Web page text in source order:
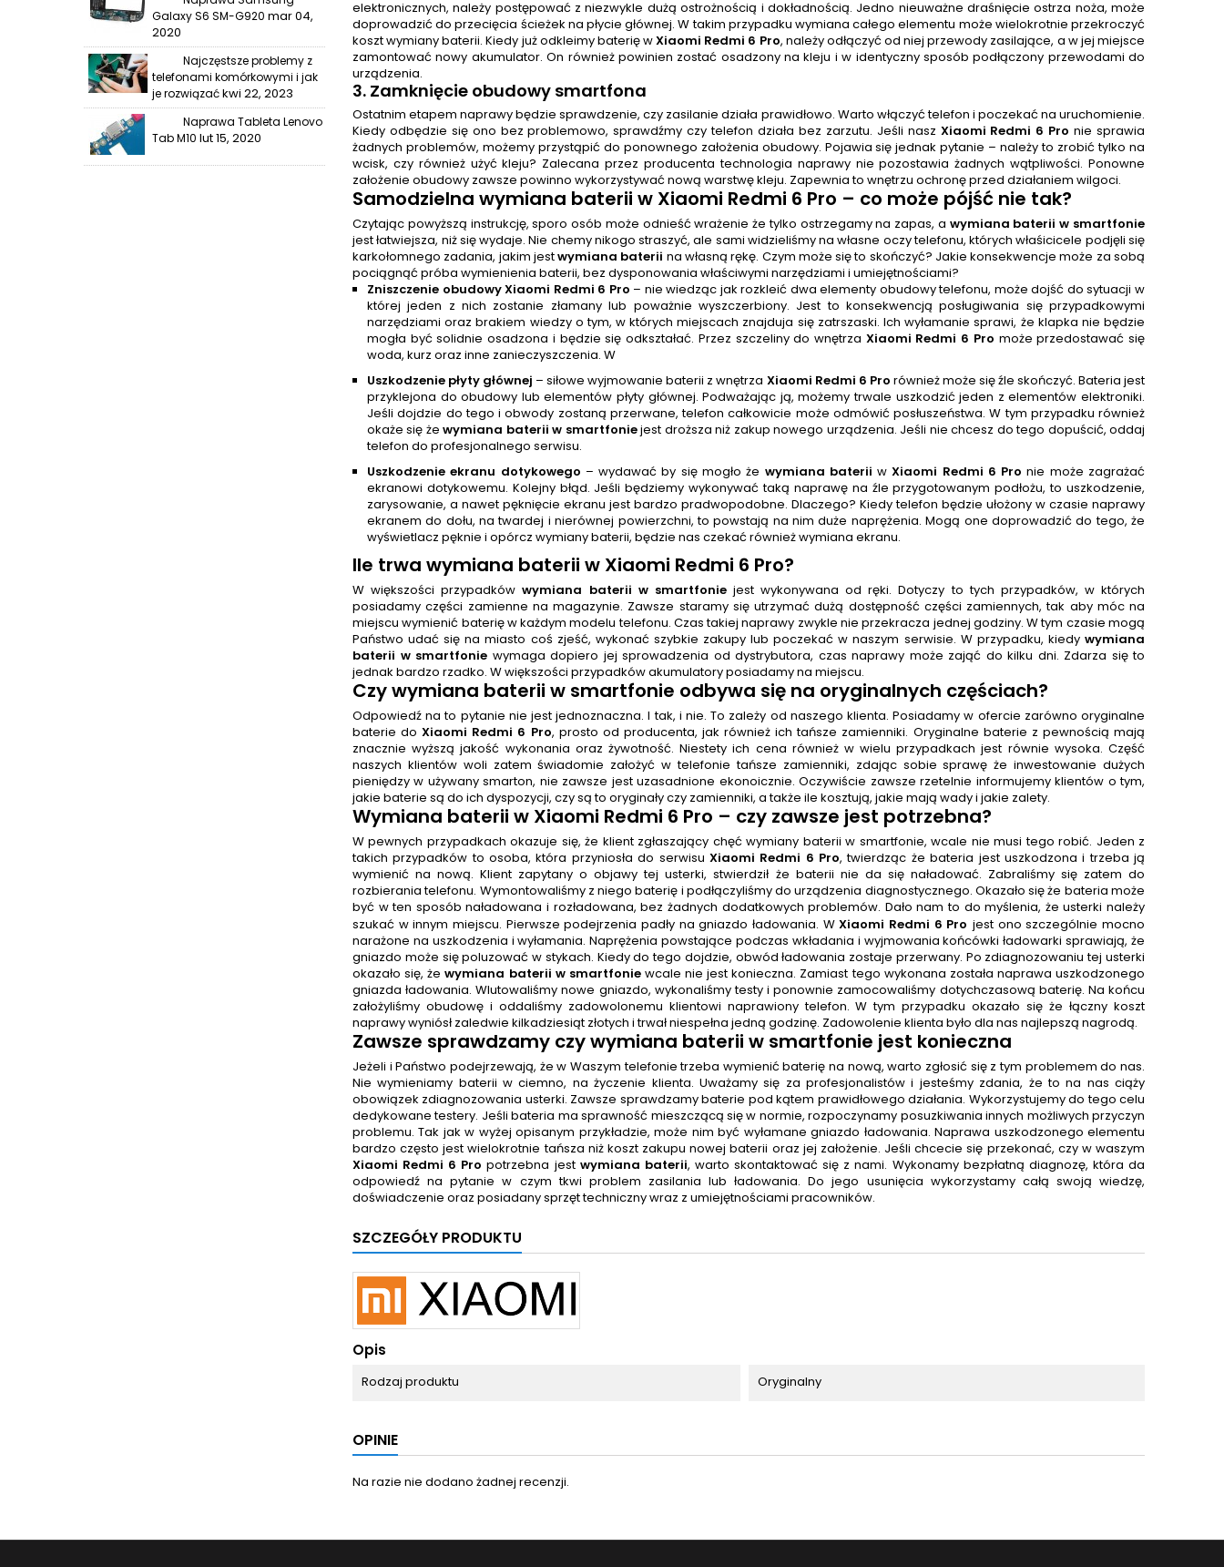
Galaxy S6 SM-G920 mar 04,
2020
Najczęstsze problemy z
telefonami komórkowymi i jak
je rozwiązaćkwi 22, 2023
Naprawa Tableta Lenovo
Tab M10 lut 15, 2020
elektronicznych, należy postępować z niezwykle dużą ostrożnością i dokładnością. Jedno nieuważne draśnięcie ostrza noża, może
doprowadzić do przecięcia ścieżek na płycie głównej. W takim przypadku wymiana całego elementu może wielokrotnie przekroczyć
koszt wymiany baterii. Kiedy już odkleimy baterię wXiaomi Redmi 6 Pro, należy odłączyć od niej przewody zasilające, a w jej miejsce
zamontować nowy akumulator. On również powinien zostać osadzony na kleju i w identyczny sposób podłączony przewodami do
urządzenia.
3. Zamknięcie obudowy smartfona
Ostatnim etapem naprawy będzie sprawdzenie, czy zasilanie działa prawidłowo. Warto włączyć telefon i poczekać na uruchomienie.
Kiedy odbędzie się ono bez problemowo, sprawdźmy czy telefon działa bez zarzutu. Jeśli nasz Xiaomi Redmi 6 Pro nie sprawia
żadnych problemów, możemy przystąpić do ponownego założenia obudowy. Pojawia się jednak pytanie – należy to zrobić tylko na
wcisk, czy również użyć kleju? Zalecana przez producenta technologia naprawy nie pozostawia żadnych wątpliwości. Ponowne
założenie obudowy zawsze powinno wykorzystywać nową warstwę kleju. Zapewnia to wnętrzu ochronę przed działaniem wilgoci.
Samodzielna wymiana baterii w Xiaomi Redmi 6 Pro – co może pójść nie tak?
Czytając powyższą instrukcję, sporo osób może odnieść wrażenie że tylko ostrzegamy na zapas, a wymiana baterii w smartfonie
jest łatwiejsza, niż się wydaje. Nie chemy nikogo straszyć, ale sami widzieliśmy na własne oczy telefonu, których właśicicele podjęli się
karkołomnego zadania, jakim jestwymiana baterii na własną rękę. Czym może się to skończyć? Jakie konsekwencje może za sobą
pociągnąć próba wymienienia baterii, bez dysponowania właściwymi narzędziami i umiejętnościami?
Zniszczenie obudowy Xiaomi Redmi 6 Pro – nie wiedząc jak rozkleić dwa elementy obudowy telefonu, może dojść do sytuacji w
której jeden z nich zostanie złamany lub poważnie wyszczerbiony. Jest to konsekwencją posługiwania się przypadkowymi
narzędziami oraz brakiem wiedzy o tym, w których miejscach znajduja się zatrszaski. Ich wyłamanie sprawi, że klapka nie będzie
mogła być solidnie osadzona i będzie się odkształać. Przez szczeliny do wnętrza Xiaomi Redmi 6 Pro może przedostawać się
woda, kurz oraz inne zanieczyszczenia. W
Uszkodzenie płyty głównej – siłowe wyjmowanie baterii z wnętrza Xiaomi Redmi 6 Pro również może się źle skończyć. Bateria jest
przyklejona do obudowy lub elementów płyty głównej. Podważając ją, możemy trwale uszkodzić jeden z elementów elektroniki.
Jeśli dojdzie do tego i obwody zostaną przerwane, telefon całkowicie może odmówić posłuszeństwa. W tym przypadku również
okaże się żewymiana baterii w smartfoniejest droższa niż zakup nowego urządzenia. Jeśli nie chcesz do tego dopuścić, oddaj
telefon do profesjonalnego serwisu.
Uszkodzenie ekranu dotykowego – wydawać by się mogło że wymiana baterii wXiaomi Redmi 6 Pro nie może zagrażać
ekranowi dotykowemu. Kolejny błąd. Jeśli będziemy wykonywać taką naprawę na źle przygotowanym podłożu, to uszkodzenie,
zarysowanie, a nawet pęknięcie ekranu jest bardzo pradwopodobne. Dlaczego? Kiedy telefon będzie ułożony w czasie naprawy
ekranem do dołu, na twardej i nierównej powierzchni, to powstają na nim duże naprężenia. Mogą one doprowadzić do tego, że
wyświetlacz pęknie i opórcz wymiany baterii, będzie nas czekać również wymiana ekranu.
Ile trwa wymiana baterii w Xiaomi Redmi 6 Pro?
W większości przypadkówwymiana baterii w smartfoniejest wykonywana od ręki. Dotyczy to tych przypadków, w których
posiadamy części zamienne na magazynie. Zawsze staramy się utrzymać dużą dostępność części zamiennych, tak aby móc na
miejscu wymienić baterię w każdym modelu telefonu. Czas takiej naprawy zwykle nie przekracza jednej godziny. W tym czasie mogą
Państwo udać się na miasto coś zjeść, wykonać szybkie zakupy lub poczekać w naszym serwisie. W przypadku, kiedy wymiana
baterii w smartfonie wymaga dopiero jej sprowadzenia od dystrybutora, czas naprawy może zająć do kilku dni. Zdarza się to
jednak bardzo rzadko. W większości przypadków akumulatory posiadamy na miejscu.
Czywymiana baterii w smartfonie odbywa się na oryginalnych częściach?
Odpowiedź na to pytanie nie jest jednoznaczna. I tak, i nie. To zależy od naszego klienta. Posiadamy w ofercie zarówno oryginalne
baterie doXiaomi Redmi 6 Pro, prosto od producenta, jak również ich tańsze zamienniki. Oryginalne baterie z pewnością mają
znacznie wyższą jakość wykonania oraz żywotność. Niestety ich cena również w wielu przypadkach jest równie wysoka. Część
naszych klientów woli zatem świadomie założyć w telefonie tańsze zamienniki, zdając sobie sprawę że inwestowanie dużych
pieniędzy w używany smarton, nie zawsze jest uzasadnione ekonoicznie. Oczywiście zawsze rzetelnie informujemy klientów o tym,
jakie baterie są do ich dyspozycji, czy są to oryginały czy zamienniki, a także ile kosztują, jakie mają wady i jakie zalety.
Wymiana baterii w Xiaomi Redmi 6 Pro – czy zawsze jest potrzebna?
W pewnych przypadkach okazuje się, że klient zgłaszający chęć wymiany baterii w smartfonie, wcale nie musi tego robić. Jeden z
takich przypadków to osoba, która przyniosła do serwisu Xiaomi Redmi 6 Pro, twierdząc że bateria jest uszkodzona i trzeba ją
wymienić na nową. Klient zapytany o objawy tej usterki, stwierdził że baterii nie da się naładować. Zabraliśmy się zatem do
rozbierania telefonu. Wymontowaliśmy z niego baterię i podłączyliśmy do urządzenia diagnostycznego. Okazało się że bateria może
być w ten sposób naładowana i rozładowana, bez żadnych dodatkowych problemów. Dało nam to do myślenia, że usterki należy
szukać w innym miejscu. Pierwsze podejrzenia padły na gniazdo ładowania. WXiaomi Redmi 6 Pro jest ono szczególnie mocno
narażone na uszkodzenia i wyłamania. Naprężenia powstające podczas wkładania i wyjmowania końcówki ładowarki sprawiają, że
gniazdo może się poluzować w stykach. Kiedy do tego dojdzie, obwód ładowania zostaje przerwany. Po zdiagnozowaniu tej usterki
okazało się, żewymiana baterii w smartfoniewcale nie jest konieczna. Zamiast tego wykonana została naprawa uszkodzonego
gniazda ładowania. Wlutowaliśmy nowe gniazdo, wykonaliśmy testy i ponownie zamocowaliśmy dotychczasową baterię. Na końcu
założyliśmy obudowę i oddaliśmy zadowolonemu klientowi naprawiony telefon. W tym przypadku okazało się że łączny koszt
naprawy wyniósł zaledwie kilkadziesiąt złotych i trwał niespełna jedną godzinę. Zadowolenie klienta było dla nas najlepszą nagrodą.
Zawsze sprawdzamy czy wymiana baterii w smartfonie jest konieczna
Jeżeli i Państwo podejrzewają, że w Waszym telefonie trzeba wymienić baterię na nową, warto zgłosić się z tym problemem do nas.
Nie wymieniamy baterii w ciemno, na życzenie klienta. Uważamy się za profesjonalistów i jesteśmy zdania, że to na nas ciąży
obowiązek zdiagnozowania usterki. Zawsze sprawdzamy baterie pod kątem prawidłowego działania. Wykorzystujemy do tego celu
dedykowane testery. Jeśli bateria ma sprawność mieszczącą się w normie, rozpoczynamy posuzkiwania innych możliwych przyczyn
problemu. Tak jak w wyżej opisanym przykładzie, może nim być wyłamane gniazdo ładowania. Naprawa uszkodzonego elementu
bardzo często jest wielokrotnie tańsza niż koszt zakupu nowej baterii oraz jej założenie. Jeśli chcecie się przekonać, czy w waszym
Xiaomi Redmi 6 Pro potrzebna jest wymiana baterii, warto skontaktować się z nami. Wykonamy bezpłatną diagnozę, która da
odpowiedź na pytanie w czym tkwi problem zasilania lub ładowania. Do jego usunięcia wykorzystamy całą swoją wiedzę,
doświadczenie oraz posiadany sprzęt techniczny wraz z umiejętnościami pracowników.
SZCZEGÓŁY PRODUKTU
Opis
Rodzaj produktu Oryginalny
OPINIE
Na razie nie dodano żadnej recenzji.